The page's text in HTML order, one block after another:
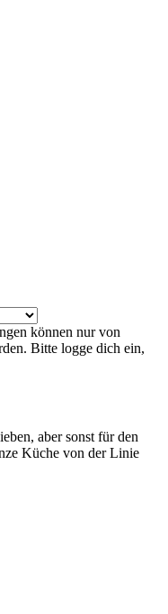
können nur von
Bitte logge dich ein,
aber sonst für den
Küche von der Linie